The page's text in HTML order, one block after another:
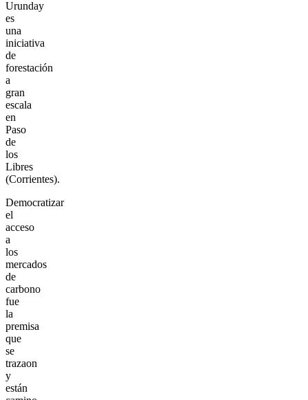
Urunday
es
una
iniciativa
de
forestación
a
gran
escala
en
Paso
de
los
Libres
(Corrientes).
Democratizar
el
acceso
a
los
mercados
de
carbono
fue
la
premisa
que
se
trazaon
y
están